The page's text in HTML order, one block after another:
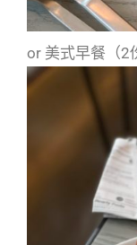
or 美式早餐（2